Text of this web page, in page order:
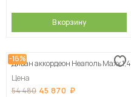
В корзину
-16%
Диван аккордеон Неаполь Maxx 1,4
Цена
54 480 45 870